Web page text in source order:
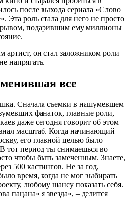
после выхода сериала «Слово
Эта роль стала для него не просто
подарившим ему миллионы
артист, он стал заложником роли
напрягать.
все
Сначала съемки в нашумевшем
фанаток, главные роли,
даже сегодня говорит об этом
масштаб. Когда начинающий
его главной целью было
тот период ты снимаешься во
чтобы быть замеченным. Знаете,
500 кастингов. Не за год,
время, когда не мог выбирать
любому шансу показать себя.
пацана» я звезда», – делится